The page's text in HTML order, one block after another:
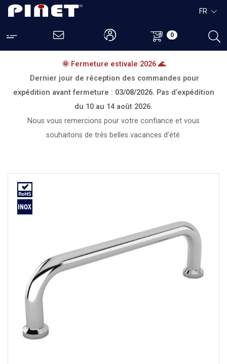
0
FR
🌞 Fermeture estivale 2026 🌊
Dernier jour de réception des commandes pour
expédition avant fermeture : 03/08/2026. Pas d’expédition
du 10 au 14 août 2026.
Nous vous remercions pour votre confiance et vous
souhaitons de très belles vacances d’été.